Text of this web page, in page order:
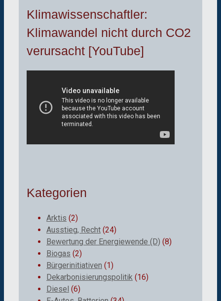
Klimawissenschaftler:
Klimawandel nicht durch CO2
verursacht [YouTube]
Kategorien
Arktis (2)
Ausstieg, Recht (24)
Bewertung der Energiewende (D) (8)
Biogas (2)
Bürgerinitiativen (1)
Dekarbonisierungspolitik (16)
Diesel (6)